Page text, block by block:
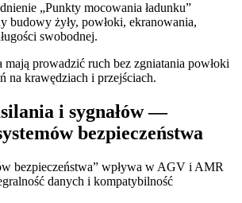
„Punkty mocowania ładunku”
budowy żyły, powłoki, ekranowania,
swobodnej.
prowadzić ruch bez zgniatania powłoki
na krawędziach i przejściach.
i sygnałów —
bezpieczeństwa
bezpieczeństwa” wpływa w AGV i AMR
danych i kompatybilność